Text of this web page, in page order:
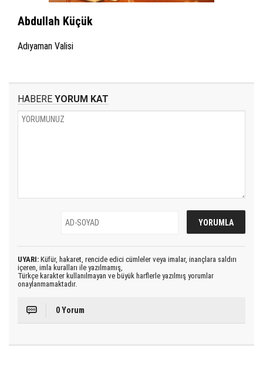
Abdullah Küçük
Adıyaman Valisi
HABERE YORUM KAT
UYARI: Küfür, hakaret, rencide edici cümleler veya imalar, inançlara saldırı
içeren, imla kuralları ile yazılmamış,
Türkçe karakter kullanılmayan ve büyük harflerle yazılmış yorumlar
onaylanmamaktadır.
0 Yorum